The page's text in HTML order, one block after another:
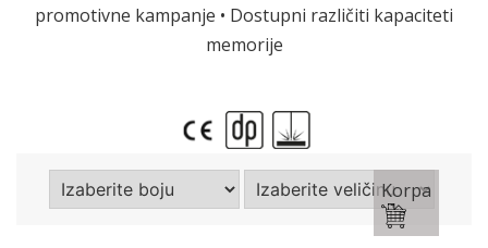
promotivne kampanje • Dostupni različiti kapaciteti
memorije
Korpa